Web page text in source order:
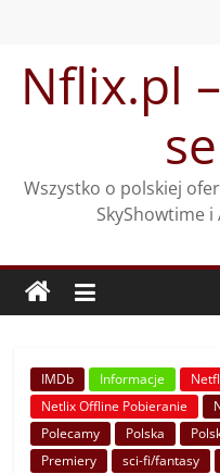
treściNflix.pl
Wszystko o polskiej
SkyShowtime
IMDb Informacje
Netlix Offline Pobieranie
Polecamy
Polska
Premiery
sci-fi/fantasy